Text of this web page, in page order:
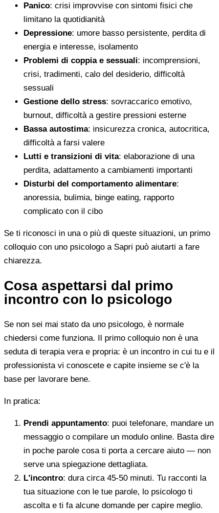
Panico: crisi improvvise con sintomi fisici che
limitano la quotidianità
Depressione: umore basso persistente, perdita di
energia e interesse, isolamento
Problemi di coppia e sessuali: incomprensioni,
crisi, tradimenti, calo del desiderio, difficoltà
sessuali
Gestione dello stress: sovraccarico emotivo,
burnout, difficoltà a gestire pressioni esterne
Bassa autostima: insicurezza cronica, autocritica,
difficoltà a farsi valere
Lutti e transizioni di vita: elaborazione di una
perdita, adattamento a cambiamenti importanti
Disturbi del comportamento alimentare:
anoressia, bulimia, binge eating, rapporto
complicato con il cibo
Se ti riconosci in una o più di queste situazioni, un primo
colloquio con uno psicologo a Sapri può aiutarti a fare
chiarezza.
Cosa aspettarsi dal primo
incontro con lo psicologo
Se non sei mai stato da uno psicologo, è normale
chiedersi come funziona. Il primo colloquio non è una
seduta di terapia vera e propria: è un incontro in cui tu e il
professionista vi conoscete e capite insieme se c'è la
base per lavorare bene.
In pratica:
Prendi appuntamento: puoi telefonare, mandare un
messaggio o compilare un modulo online. Basta dire
in poche parole cosa ti porta a cercare aiuto — non
serve una spiegazione dettagliata.
L'incontro: dura circa 45-50 minuti. Tu racconti la
tua situazione con le tue parole, lo psicologo ti
ascolta e ti fa alcune domande per capire meglio.